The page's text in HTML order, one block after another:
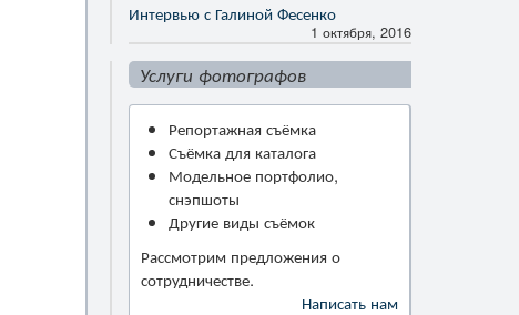
Интервью с Галиной Фесенко
1 октября, 2016
Услуги фотографов
Репортажная съёмка
Съёмка для каталога
Модельное портфолио,
снэпшоты
Другие виды съёмок
Рассмотрим предложения о
сотрудничестве.
Написать нам